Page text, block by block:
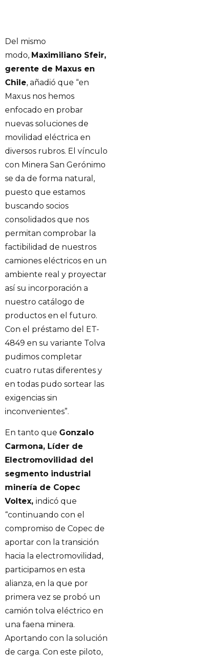
Del mismo
modo, Maximiliano Sfeir,
gerente de Maxus en
Chile, añadió que “en
Maxus nos hemos
enfocado en probar
nuevas soluciones de
movilidad eléctrica en
diversos rubros. El vínculo
con Minera San Gerónimo
se da de forma natural,
puesto que estamos
buscando socios
consolidados que nos
permitan comprobar la
factibilidad de nuestros
camiones eléctricos en un
ambiente real y proyectar
así su incorporación a
nuestro catálogo de
productos en el futuro.
Con el préstamo del ET-
4849 en su variante Tolva
pudimos completar
cuatro rutas diferentes y
en todas pudo sortear las
exigencias sin
inconvenientes”.
En tanto que Gonzalo
Carmona, Líder de
Electromovilidad del
segmento industrial
minería de Copec
Voltex, indicó que
“continuando con el
compromiso de Copec de
aportar con la transición
hacia la electromovilidad,
participamos en esta
alianza, en la que por
primera vez se probó un
camión tolva eléctrico en
una faena minera.
Aportando con la solución
de carga. Con este piloto,